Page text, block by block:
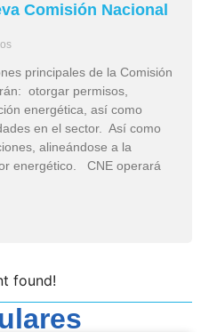
Comisión Nacional
principales de la Comisión
otorgar permisos,
energética, así como
en el sector. Así como
alineándose a la
energético. CNE operará
found!